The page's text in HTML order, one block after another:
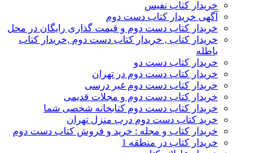
خریدار کتاب نفیس
آگهی خریدار کتاب دست دوم
خریدار کتاب دست دوم و قیمت گذاری رایگان در محل
خریدار کتاب , خریدار کتاب دست دوم ,خریدار کتاب
باطله
خریدار کتاب دست دو
خریدار کتاب دست دوم در تهران
خریدار کتاب دست دوم غیر درسی
خریدار کتاب دست دوم و مجلات قدیمی
خریدار کتاب دست دوم کتابخانه شخصی شما
خرید کتاب دست دوم درب منزل تهران
خریدار کتاب و مجله : خرید و فروش کتاب دست دوم
خریدار کتاب در منطقه 1